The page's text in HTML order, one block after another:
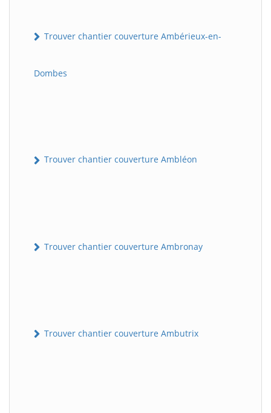
Trouver chantier couverture Ambérieux-en-
Dombes
Trouver chantier couverture Ambléon
Trouver chantier couverture Ambronay
Trouver chantier couverture Ambutrix